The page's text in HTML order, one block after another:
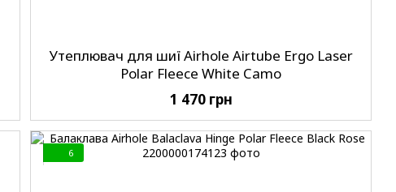
Утеплювач для шиї Airhole Airtube Ergo Laser
Polar Fleece White Camo
1 470 грн
6